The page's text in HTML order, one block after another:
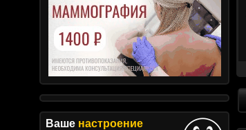
Ваше настроение